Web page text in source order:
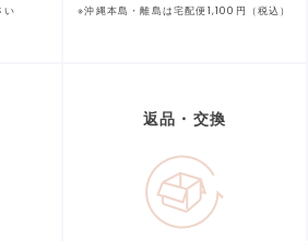
い ※沖縄本島・離島は宅配便1,100円（税込）
返品・交換